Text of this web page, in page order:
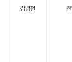
김병천